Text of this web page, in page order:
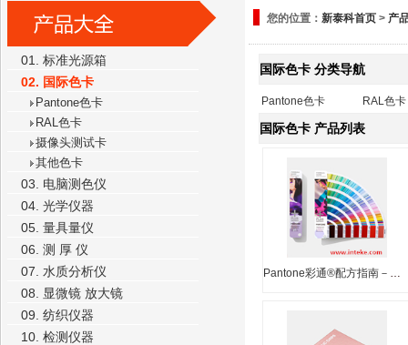
01. 标准光源箱
02. 国际色卡
Pantone色卡
RAL色卡
摄像头测试卡
其他色卡
03. 电脑测色仪
04. 光学仪器
05. 量具量仪
06. 测 厚 仪
07. 水质分析仪
08. 显微镜 放大镜
09. 纺织仪器
10. 检测仪器
CAC(7B)特大型七光源标准光
源/对色箱
PANTONE 潘通国际标准色卡 服
装纺织家居棉布版TCX色卡
FHIC110
您的位置： 新泰科首页 > 产
国际色卡 分类导航
Pantone色卡 RAL色卡
国际色卡 产品列表
Pantone彩通®配方指南－光面铜版纸 & 胶版纸GP1601N